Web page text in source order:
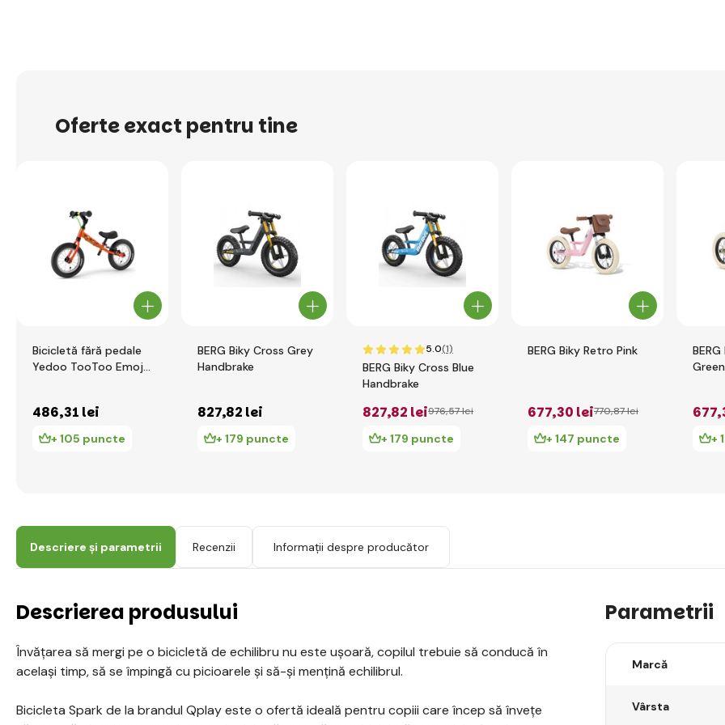
Oferte exact pentru tine
Bicicletă fără pedale
Yedoo TooToo Emoji
486,31 lei
+ 105 puncte
BERG Biky Cross Grey
Handbrake
827,82 lei
+ 179 puncte
5.0(1)
BERG Biky Cross Blue
Handbrake
827,82 lei976,57 lei
+ 179 puncte
BERG Biky Retro Pink
677,30 lei770,87 lei
+ 147 puncte
Green
677
+
Descriere și parametrii Recenzii Informații despre producător
Descrierea produsului
Învățarea să mergi pe o bicicletă de echilibru nu este ușoară, copilul trebuie să conducă în
același timp, să se împingă cu picioarele și să-și mențină echilibrul.
Bicicleta Spark de la brandul Qplay este o ofertă ideală pentru copiii care încep să învețe
Parametrii
Marcă
Vârsta